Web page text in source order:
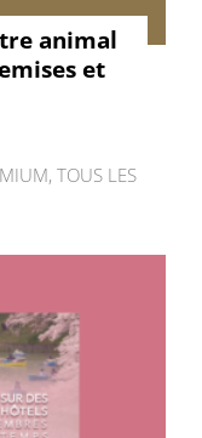
animal
et
, TOUS LES